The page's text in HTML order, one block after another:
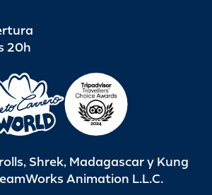
20h
Shrek, Madagascar y Kung
Animation L.L.C.